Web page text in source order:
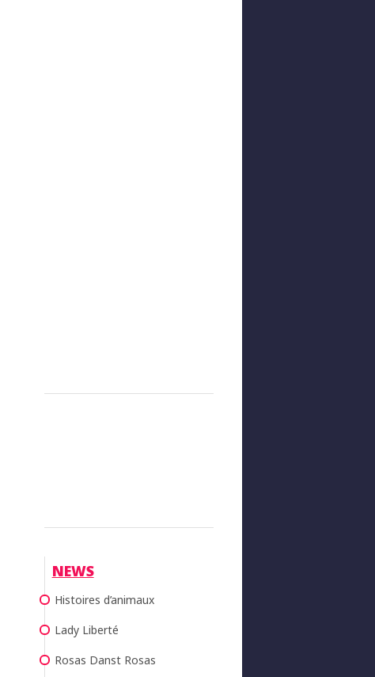
NEWS
Histoires d’animaux
Lady Liberté
Rosas Danst Rosas